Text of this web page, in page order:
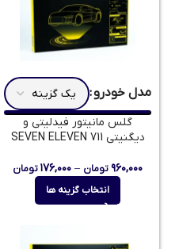
مدل خودرو
گلس مانیتور فیدلیتی و
دیگنیتی 711 SEVEN ELEVEN
۹۶۰,۰۰۰تومان – ۱۷۶,۰۰۰تومان
انتخاب گزینه ها